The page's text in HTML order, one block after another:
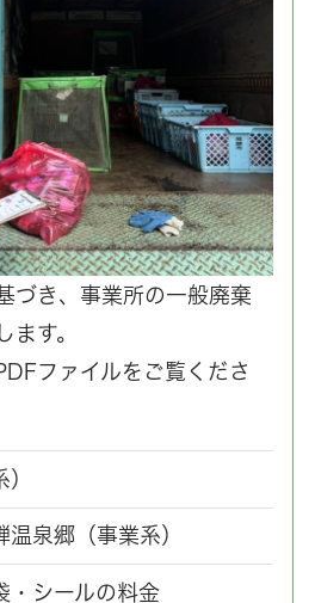
づき、事業所の一般廃棄
ます。
ファイルをご覧くださ
温泉郷（事業系）
シールの料金